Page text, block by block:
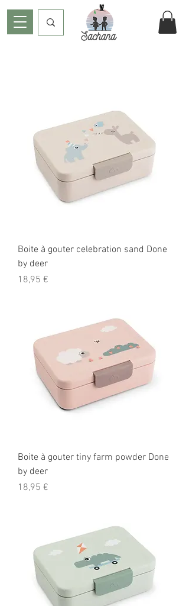
Boite à gouter celebration sand Done
by deer
Prix
18,95 €
Boite à gouter tiny farm powder Done
by deer
Prix
18,95 €